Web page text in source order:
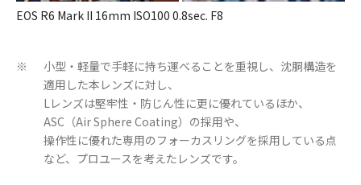
EOS R6 Mark II 16mm ISO100 0.8sec. F8
※
小型・軽量で手軽に持ち運べることを重視し、沈胴構造を
適用した本レンズに対し、
Lレンズは堅牢性・防じん性に更に優れているほか、
ASC（Air Sphere Coating）の採用や、
操作性に優れた専用のフォーカスリングを採用している点
など、プロユースを考えたレンズです。